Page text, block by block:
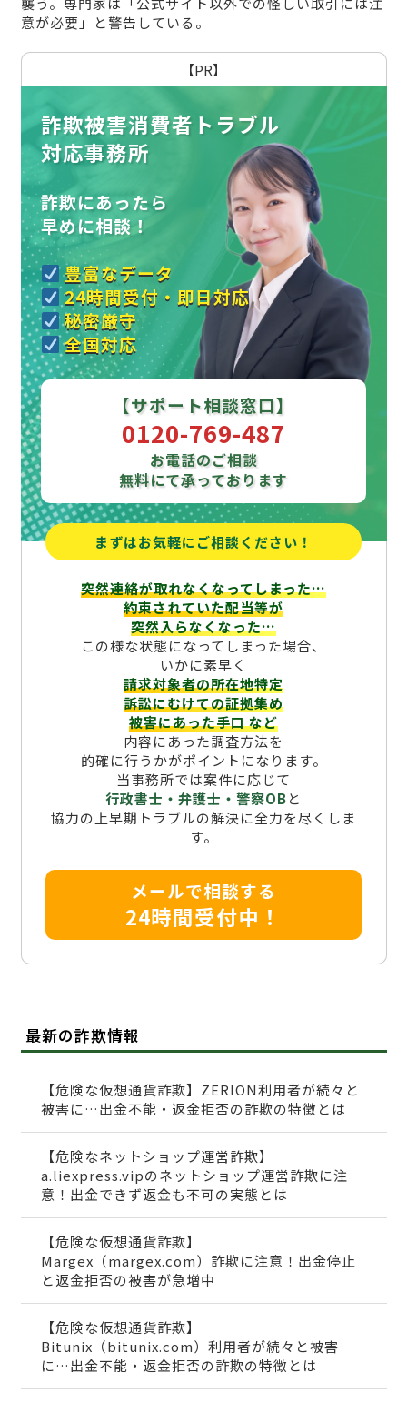
意が必要」と警告している。
【PR】
詐欺被害消費者トラブル
対応事務所
詐欺にあったら
早めに相談！
豊富なデータ
24時間受付・即日対応
秘密厳守
全国対応
【サポート相談窓口】
0120-769-487
お電話のご相談
無料にて承っております
まずはお気軽にご相談ください！
突然連絡が取れなくなってしまった…
約束されていた配当等が
突然入らなくなった…
この様な状態になってしまった場合、
いかに素早く
請求対象者の所在地特定
訴訟にむけての証拠集め
被害にあった手口など
内容にあった調査方法を
的確に行うかがポイントになります。
当事務所では案件に応じて
行政書士・弁護士・警察OBと
協力の上早期トラブルの解決に全力を尽くしま
す。
メールで相談する
24時間受付中！
最新の詐欺情報
【危険な仮想通貨詐欺】ZERION利用者が続々と
被害に…出金不能・返金拒否の詐欺の特徴とは
【危険なネットショップ運営詐欺】
a.liexpress.vipのネットショップ運営詐欺に注
意！出金できず返金も不可の実態とは
【危険な仮想通貨詐欺】
Margex（margex.com）詐欺に注意！出金停止
と返金拒否の被害が急増中
【危険な仮想通貨詐欺】
Bitunix（bitunix.com）利用者が続々と被害
に…出金不能・返金拒否の詐欺の特徴とは